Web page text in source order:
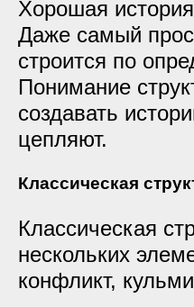
Хорошая
Даже самый
строится по
Понимание
создавать
цепляют.
Классическая
Классическая
нескольких
конфликт,